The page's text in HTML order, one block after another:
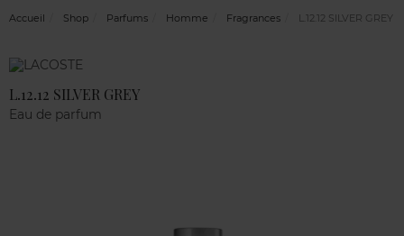
Accueil Shop Parfums Homme Fragrances L.12.12 SILVER GREY
Marque
L.12.12 SILVER GREY
Eau de parfum